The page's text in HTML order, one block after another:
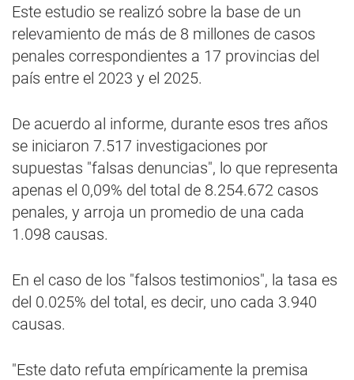
Este estudio se realizó sobre la base de un
relevamiento de más de 8 millones de casos
penales correspondientes a 17 provincias del
país entre el 2023 y el 2025.
De acuerdo al informe, durante esos tres años
se iniciaron 7.517 investigaciones por
supuestas "falsas denuncias", lo que representa
apenas el 0,09% del total de 8.254.672 casos
penales, y arroja un promedio de una cada
1.098 causas.
En el caso de los "falsos testimonios", la tasa es
del 0.025% del total, es decir, uno cada 3.940
causas.
"Este dato refuta empíricamente la premisa